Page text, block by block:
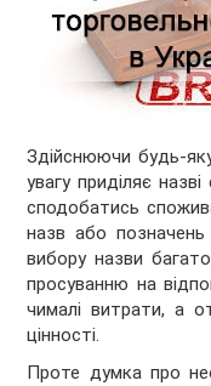
Здійснюючи будь-
увагу приділяє
сподобатись
назв або позначень
вибору назви
просуванню на
чималі витрати, а
цінності.
Проте думка про